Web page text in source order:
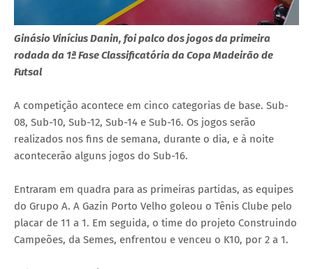
Ginásio Vinícius Danin, foi palco dos jogos da primeira
rodada da 1ª Fase Classificatória da Copa Madeirão de
Futsal
A competição acontece em cinco categorias de base. Sub-
08, Sub-10, Sub-12, Sub-14 e Sub-16. Os jogos serão
realizados nos fins de semana, durante o dia, e à noite
acontecerão alguns jogos do Sub-16.
Entraram em quadra para as primeiras partidas, as equipes
do Grupo A. A Gazin Porto Velho goleou o Tênis Clube pelo
placar de 11 a 1. Em seguida, o time do projeto Construindo
Campeões, da Semes, enfrentou e venceu o K10, por 2 a 1.